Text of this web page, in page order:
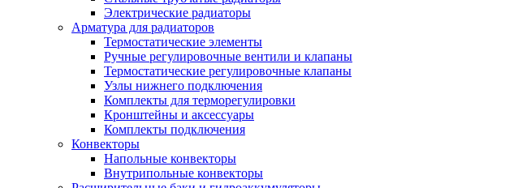
Электрические радиаторы
Арматура для радиаторов
Термостатические элементы
Ручные регулировочные вентили и клапаны
Термостатические регулировочные клапаны
Узлы нижнего подключения
Комплекты для терморегулировки
Кронштейны и аксессуары
Комплекты подключения
Конвекторы
Напольные конвекторы
Внутрипольные конвекторы